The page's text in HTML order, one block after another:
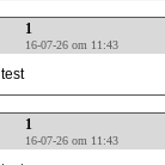
1
16-07-26 om 11:43
test
1
16-07-26 om 11:43